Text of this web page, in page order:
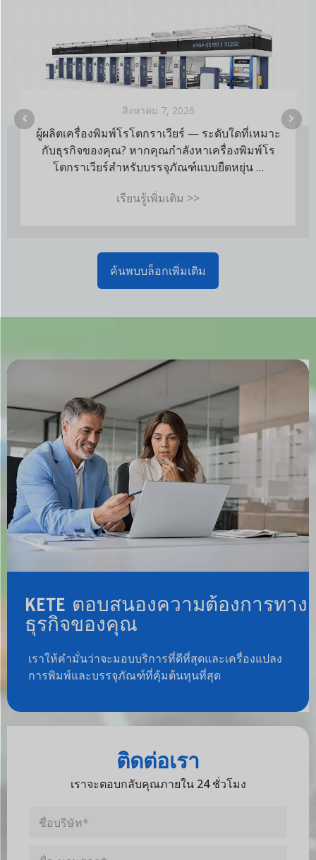
$500K+ พร้อมคำอธิบาย คุณกำลังค้นหาราคาของ
…
ค้นพบบล็อกเพิ่มเติม
KETE ตอบสนองความต้องการทาง
ธุรกิจของคุณ
เราให้คำมั่นว่าจะมอบบริการที่ดีที่สุดและเครื่องแปลง
การพิมพ์และบรรจุภัณฑ์ที่คุ้มต้นทุนที่สุด